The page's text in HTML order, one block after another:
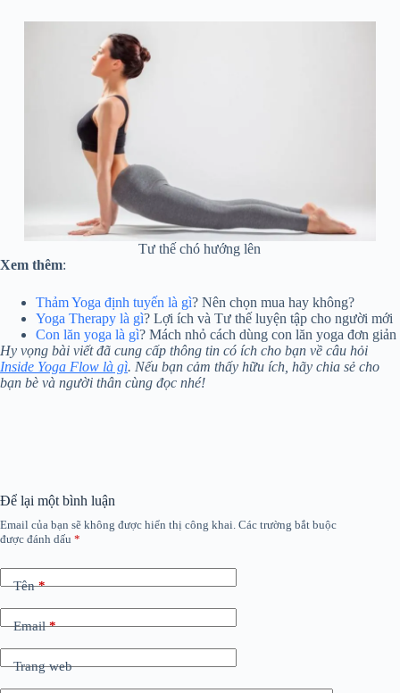
Tư thế chó hướng lên
Xem thêm:
Thảm Yoga định tuyến là gì? Nên chọn mua hay không?
Yoga Therapy là gì? Lợi ích và Tư thế luyện tập cho người mới
Con lăn yoga là gì? Mách nhỏ cách dùng con lăn yoga đơn giản
Hy vọng bài viết đã cung cấp thông tin có ích cho bạn về câu hỏi
Inside Yoga Flow là gì. Nếu bạn cảm thấy hữu ích, hãy chia sẻ cho
bạn bè và người thân cùng đọc nhé!
Để lại một bình luận
Email của bạn sẽ không được hiển thị công khai. Các trường bắt buộc
được đánh dấu *
Tên*
Email*
Trang web